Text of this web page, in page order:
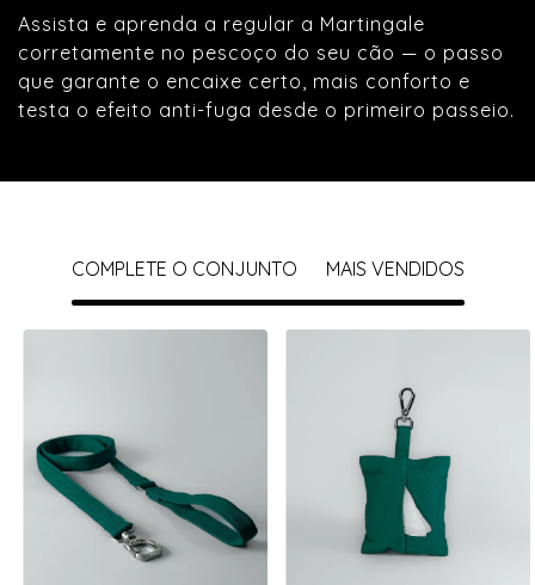
Assista e aprenda a regular a Martingale
corretamente no pescoço do seu cão — o passo
que garante o encaixe certo, mais conforto e
testa o efeito anti-fuga desde o primeiro passeio.
COMPLETE O CONJUNTO MAIS VENDIDOS